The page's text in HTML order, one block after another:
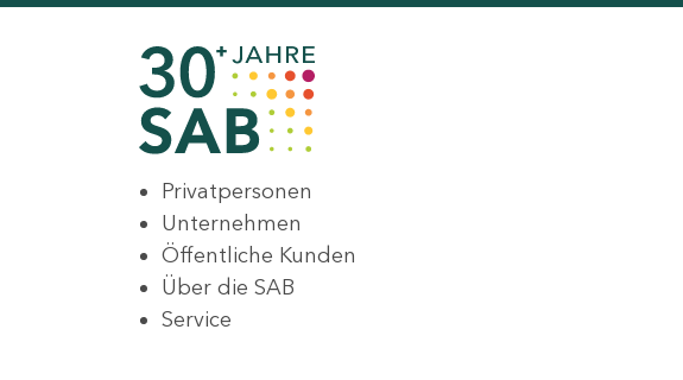
Privatpersonen
Unternehmen
Öffentliche Kunden
Über die SAB
Service